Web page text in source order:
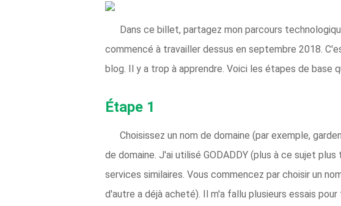
Dans ce billet, partagez mon parcours
commencé à travailler dessus en septembre 2018.
blog. Il y a trop à apprendre. Voici les étapes de base
Étape 1
Choisissez un nom de domaine (par exemple,
de domaine. J'ai utilisé GODADDY (plus à ce sujet
services similaires. Vous commencez par choisir un
d'autre a déjà acheté). Il m'a fallu plusieurs essais